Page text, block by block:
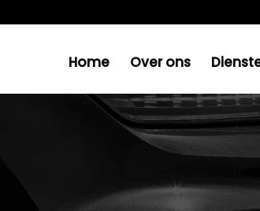
Home Over ons
VERSLETEN IS?